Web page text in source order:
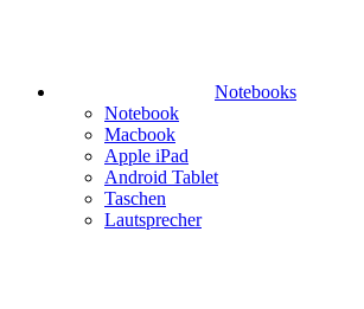
Notebooks
Notebook
Macbook
Apple iPad
Android Tablet
Taschen
Lautsprecher